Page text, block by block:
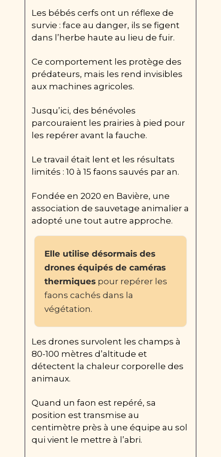
Les bébés cerfs ont un réflexe de
survie : face au danger, ils se figent
dans l’herbe haute au lieu de fuir.
Ce comportement les protège des
prédateurs, mais les rend invisibles
aux machines agricoles.
Jusqu’ici, des bénévoles
parcouraient les prairies à pied pour
les repérer avant la fauche.
Le travail était lent et les résultats
limités : 10 à 15 faons sauvés par an.
Fondée en 2020 en Bavière, une
association de sauvetage animalier a
adopté une tout autre approche.
Elle utilise désormais des
drones équipés de caméras
thermiques pour repérer les
faons cachés dans la
végétation.
Les drones survolent les champs à
80-100 mètres d’altitude et
détectent la chaleur corporelle des
animaux.
Quand un faon est repéré, sa
position est transmise au
centimètre près à une équipe au sol
qui vient le mettre à l’abri.